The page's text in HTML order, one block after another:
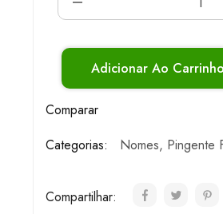
Adicionar Ao Carrinho
Comparar
Categorias:
Nomes, Pingente
Compartilhar: